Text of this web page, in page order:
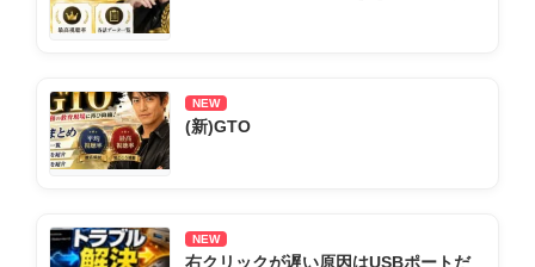
NEW
(新)GTO
NEW
右クリックが遅い原因はUSBポートだ